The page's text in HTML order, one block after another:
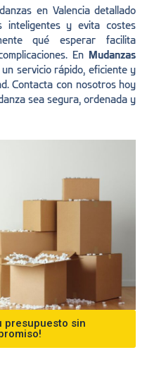
en Valencia detallado
inteligentes y evita costes
qué esperar facilita
EnMudanzas
servicio rápido, eficiente y
Contacta con nosotros hoy
sea segura, ordenada y
presupuesto sin